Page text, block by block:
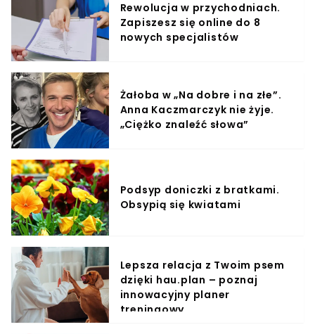
Rewolucja w przychodniach.
Zapiszesz się online do 8
nowych specjalistów
Żałoba w „Na dobre i na złe”.
Anna Kaczmarczyk nie żyje.
„Ciężko znaleźć słowa”
Podsyp doniczki z bratkami.
Obsypią się kwiatami
Lepsza relacja z Twoim psem
dzięki hau.plan – poznaj
innowacyjny planer
treningowy